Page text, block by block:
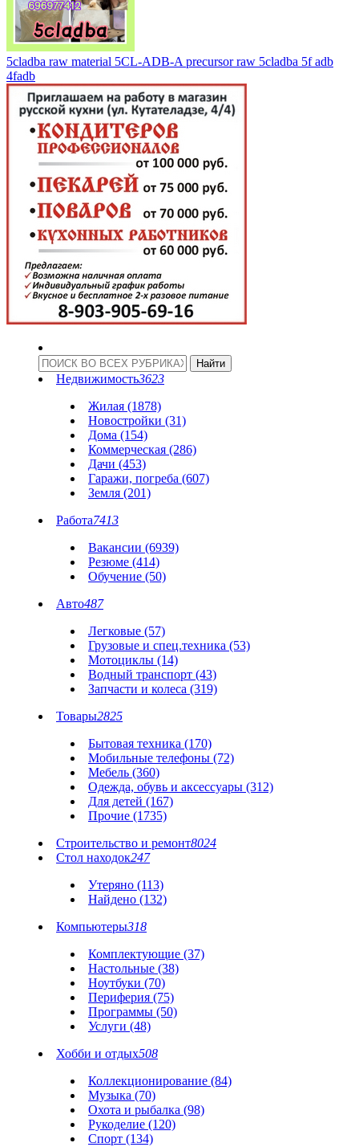
5cladba raw material 5CL-ADB-A precursor raw 5cladba 5f adb
4fadb
Недвижимость3623
Жилая (1878)
Новостройки (31)
Дома (154)
Коммерческая (286)
Дачи (453)
Гаражи, погреба (607)
Земля (201)
Работа7413
Вакансии (6939)
Резюме (414)
Обучение (50)
Авто487
Легковые (57)
Грузовые и спец.техника (53)
Мотоциклы (14)
Водный транспорт (43)
Запчасти и колеса (319)
Товары2825
Бытовая техника (170)
Мобильные телефоны (72)
Мебель (360)
Одежда, обувь и аксессуары (312)
Для детей (167)
Прочие (1735)
Строительство и ремонт8024
Стол находок247
Утеряно (113)
Найдено (132)
Компьютеры318
Комплектующие (37)
Настольные (38)
Ноутбуки (70)
Периферия (75)
Программы (50)
Услуги (48)
Хобби и отдых508
Коллекционирование (84)
Музыка (70)
Охота и рыбалка (98)
Рукоделие (120)
Спорт (134)